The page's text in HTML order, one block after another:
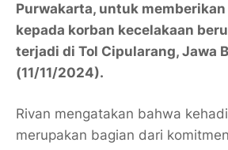
Purwakarta, untuk
kepada korban kecelakaan
terjadi di Tol Cipularang, Jawa
(11/11/2024).
Rivan mengatakan bahwa
merupakan bagian dari